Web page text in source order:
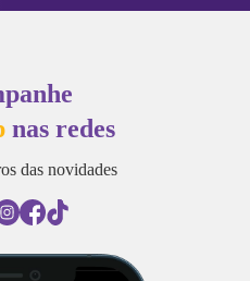
nas redes
das novidades